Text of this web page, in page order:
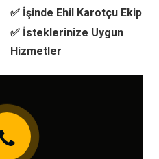
✅ İşinde Ehil Karotçu Ekip
✅ İsteklerinize Uygun
Hizmetler